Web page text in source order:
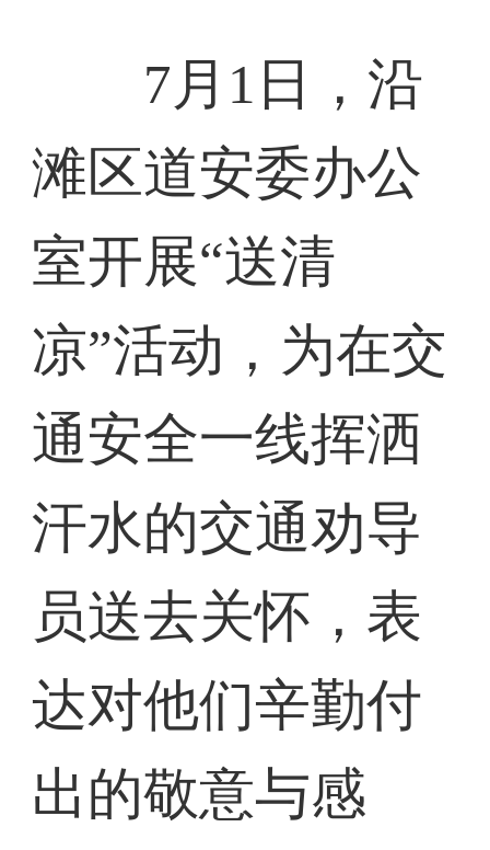
7月1日，沿
滩区道安委办公
室开展“送清
凉”活动，为在交
通安全一线挥洒
汗水的交通劝导
员送去关怀，表
达对他们辛勤付
出的敬意与感